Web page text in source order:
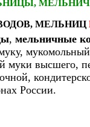
МЕЛЬНИЦ
, мельничные
муки высшего,
России.